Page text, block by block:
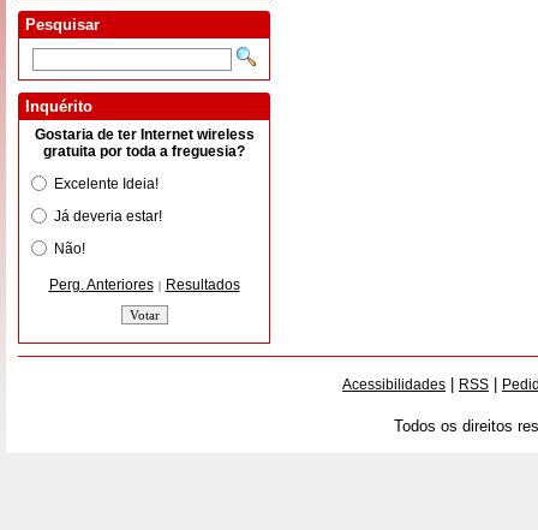
Pesquisar
Inquérito
Gostaria de ter Internet wireless
gratuita por toda a freguesia?
Excelente Ideia!
Já deveria estar!
Não!
Perg. Anteriores | Resultados
Acessibilidades RSS
Todos os direitos